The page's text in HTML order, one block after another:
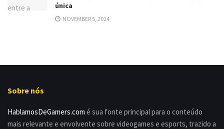
única
NOVEMBER 5, 2024
Sobre nós
HablamosDeGamers.com é sua fonte principal para o conteúdo
mais relevante e envolvente sobre videogames e esports, trazido a